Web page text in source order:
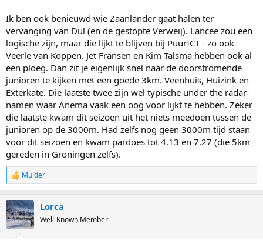
Ik ben ook benieuwd wie Zaanlander gaat halen ter
vervanging van Dul (en de gestopte Verweij). Lancee zou een
logische zijn, maar die lijkt te blijven bij PuurICT - zo ook
Veerle van Koppen. Jet Fransen en Kim Talsma hebben ook al
een ploeg. Dan zit je eigenlijk snel naar de doorstromende
junioren te kijken met een goede 3km. Veenhuis, Huizink en
Exterkate. Die laatste twee zijn wel typische under the radar-
namen waar Anema vaak een oog voor lijkt te hebben. Zeker
die laatste kwam dit seizoen uit het niets meedoen tussen de
junioren op de 3000m. Had zelfs nog geen 3000m tijd staan
voor dit seizoen en kwam pardoes tot 4.13 en 7.27 (die 5km
gereden in Groningen zelfs).
R
e
c
t
i
Mulder
Lorca
Well-Known Member